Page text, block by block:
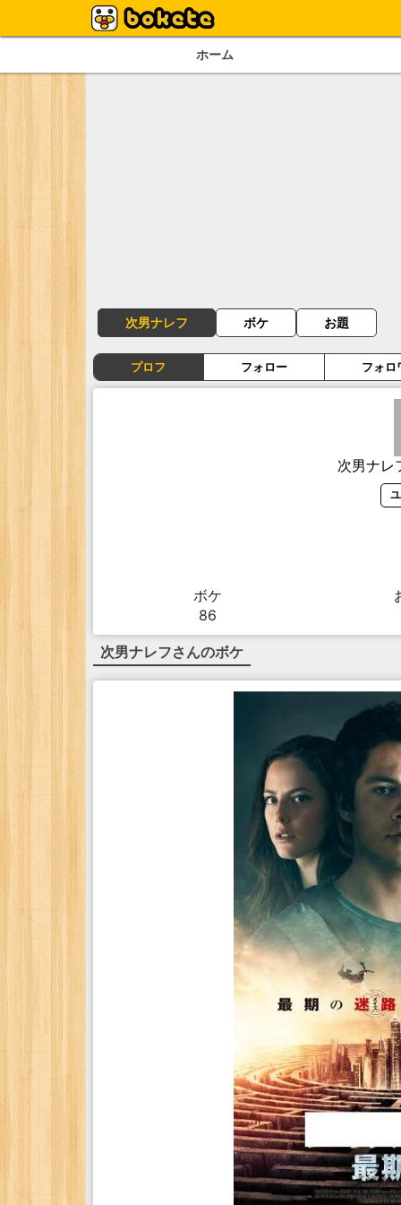
ホーム
次男ナレフ ボケ お題
プロフ フォロー フォロ
次男ナレ
ボケ
86
次男ナレフさんのボケ